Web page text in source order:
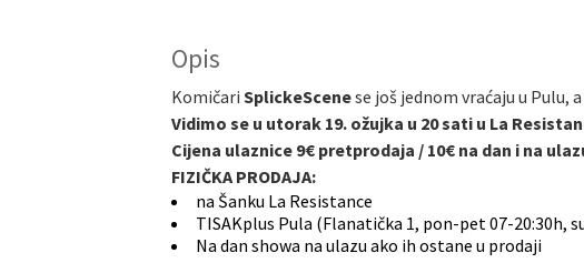
Opis
Komičari SplickeScenese još jednom vraćaju u Pulu,
Vidimo se u utorak 19. ožujka u 20 sati u La
Cijena ulaznice 9€ pretprodaja / 10€ na dan i na
FIZIČKA PRODAJA:
na Šanku La Resistance
TISAKplus Pula (Flanatička 1, pon-pet 07-20:30h,
Na dan showa na ulazu ako ih ostane u prodaji